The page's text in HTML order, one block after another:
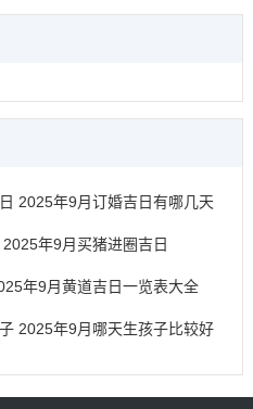
2025年9月订婚吉日有哪几天
年9月买猪进圈吉日
年9月黄道吉日一览表大全
2025年9月哪天生孩子比较好